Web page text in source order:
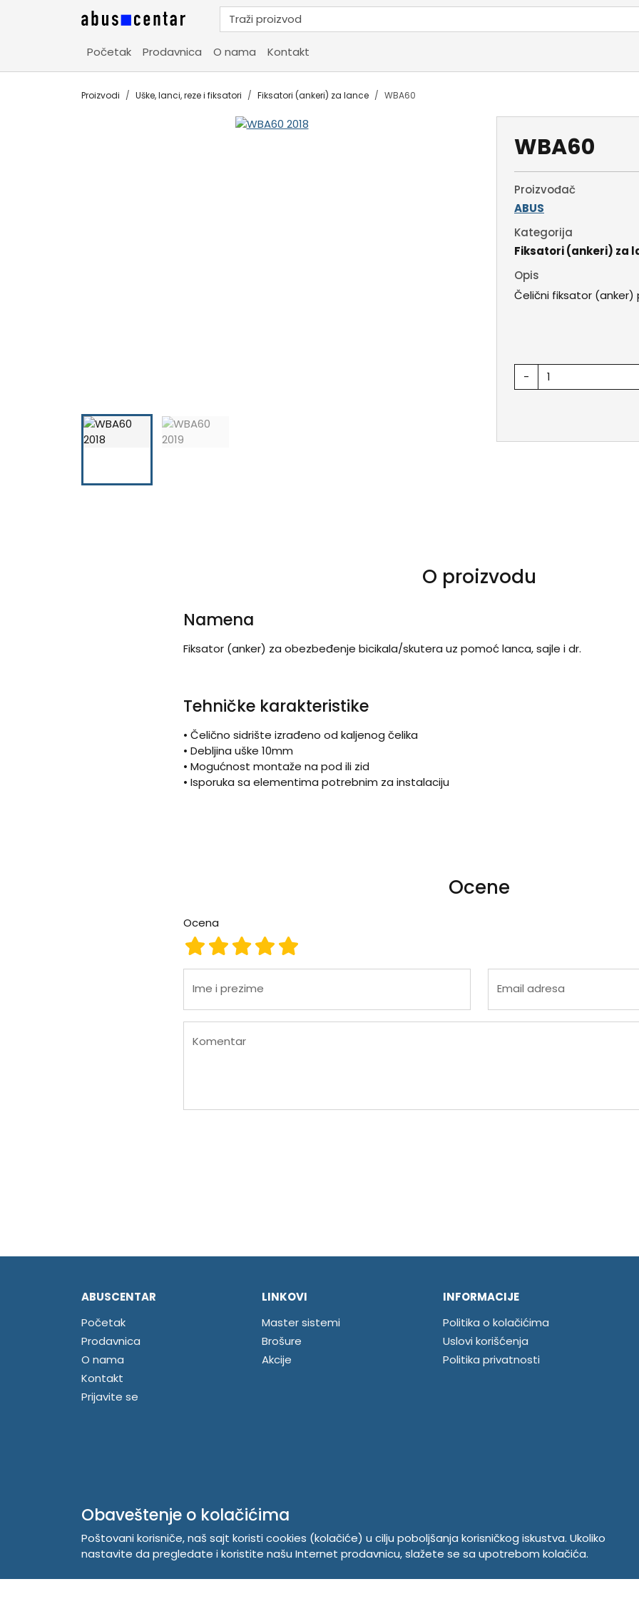
Početak Prodavnica O nama Kontakt
Proizvodi Uške, lanci, reze i fiksatori Fiksatori (ankeri) za lance WBA60
WBA60
Proizvođač
ABUS
Kategorija
Fiksatori (ankeri) za
Opis
Čelični fiksator (anker)
-
O proizvodu
Namena
Fiksator (anker) za obezbeđenje bicikala/skutera uz pomoć lanca, sajle i dr.
Tehničke karakteristike
• Čelično sidrište izrađeno od kaljenog čelika
• Debljina uške 10mm
• Mogućnost montaže na pod ili zid
• Isporuka sa elementima potrebnim za instalaciju
Ocene
Ocena
Ocena 5
Ocena 4
Ocena 3
Ocena 2
Ocena 1
Ime i prezime Email adresa
Komentar
ABUSCENTAR
Početak
Prodavnica
O nama
Kontakt
Prijavite se
LINKOVI
Master sistemi
Brošure
Akcije
INFORMACIJE
Politika o kolačićima
Uslovi korišćenja
Politika privatnosti
Copyright © 2026. Abuscentar. Sva prava zadržana.
Powered byCS Shop
Obaveštenje o kolačićima
Poštovani korisniče, naš sajt koristi cookies (kolačiće) u cilju poboljšanja korisničkog iskustva. Ukoliko
nastavite da pregledate i koristite našu Internet prodavnicu, slažete se sa upotrebom kolačića.